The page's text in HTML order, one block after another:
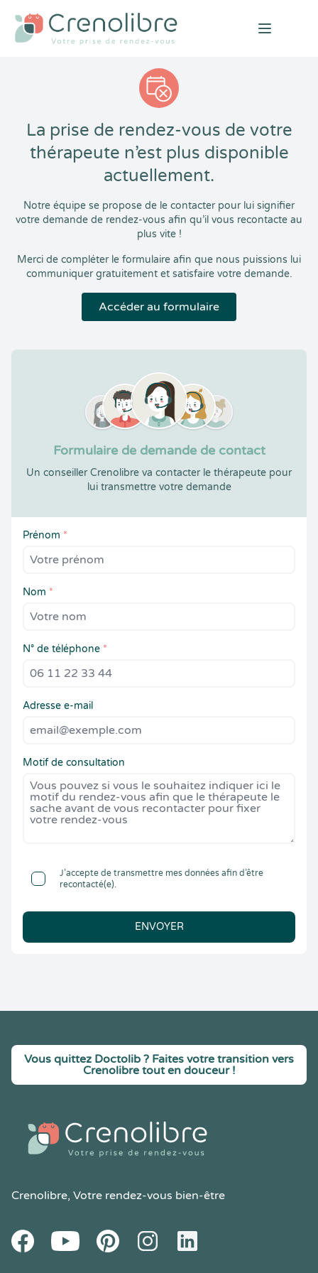
Open
La prise de rendez-vous de votre
thérapeute n’est plus disponible
actuellement.
Notre équipe se propose de le contacter pour lui signifier
votre demande de rendez-vous afin qu’il vous recontacte au
plus vite !
Merci de compléter le formulaire afin que nous puissions lui
communiquer gratuitement et satisfaire votre demande.
Accéder au formulaire
Formulaire de demande de contact
Un conseiller Crenolibre va contacter le thérapeute pour
lui transmettre votre demande
Prénom *
Nom *
N° de téléphone *
Adresse e-mail
Motif de consultation
J’accepte de transmettre mes données afin d’être
recontacté(e).
ENVOYER
Vous quittez Doctolib ? Faites votre transition vers
Crenolibre tout en douceur !
Crenolibre, Votre rendez-vous bien-être
FacebookYoutube PinteresetInstagramLinkedIn